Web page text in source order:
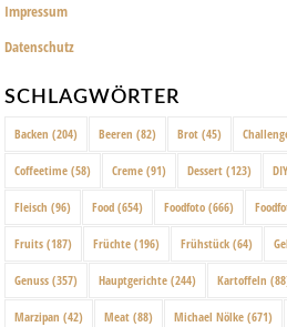
Impressum
Datenschutz
SCHLAGWÖRTER
Backen (204) Beeren (82) Brot (45)
Coffeetime (58) Creme (91) Dessert (123) DIY
Fleisch (96) Food (654) Foodfoto (666)
Fruits (187) Früchte (196) Frühstück (64)
Genuss (357) Hauptgerichte (244) Kartoffeln
Marzipan (42) Meat (88) Michael Nölke (671)